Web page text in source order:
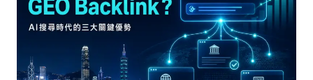
POLYCARBONATE
SHEETS
ACROSS
US
REGIONS